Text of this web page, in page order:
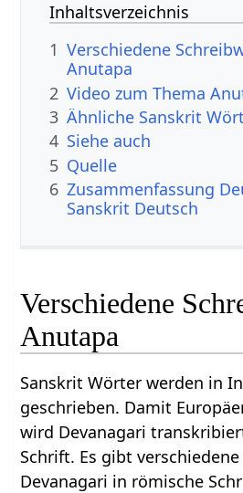
Inhaltsverzeichnis
1 Verschiedene
Anutapa
2 Video zum Thema
3 Ähnliche Sanskrit
4 Siehe auch
5 Quelle
6 Zusammenfassung
Sanskrit Deutsch
Verschiedene
Anutapa
Sanskrit Wörter werden in
geschrieben. Damit
wird Devanagari
Schrift. Es gibt
Devanagari in römische